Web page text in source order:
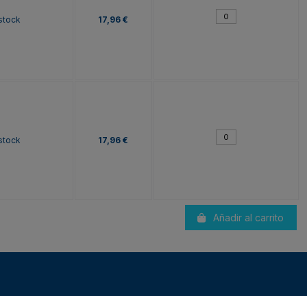
17,96 €
17,96 €
Añadir al carrito